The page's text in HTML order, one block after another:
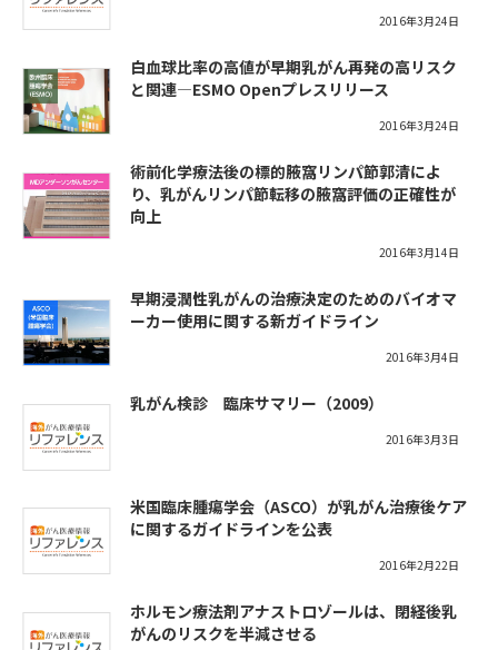
2016年3月24日
白血球比率の高値が早期乳がん再発の高リスク
と関連―ESMO Openプレスリリース
2016年3月24日
術前化学療法後の標的腋窩リンパ節郭清によ
り、乳がんリンパ節転移の腋窩評価の正確性が
向上
2016年3月14日
早期浸潤性乳がんの治療決定のためのバイオマ
ーカー使用に関する新ガイドライン
2016年3月4日
乳がん検診 臨床サマリー（2009）
2016年3月3日
米国臨床腫瘍学会（ASCO）が乳がん治療後ケア
に関するガイドラインを公表
2016年2月22日
ホルモン療法剤アナストロゾールは、閉経後乳
がんのリスクを半減させる